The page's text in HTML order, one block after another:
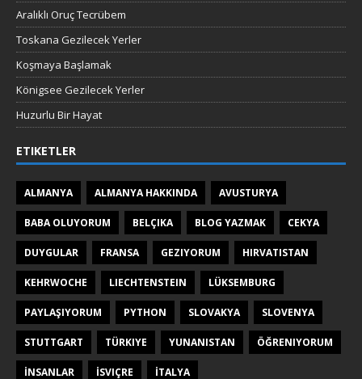
Aralıklı Oruç Tecrübem
Toskana Gezilecek Yerler
Koşmaya Başlamak
Königsee Gezilecek Yerler
Huzurlu Bir Hayat
ETIKETLER
ALMANYA ALMANYA HAKKINDA AVUSTURYA
BABA OLUYORUM BELÇIKA BLOG YAZMAK CEKYA
DUYGULAR FRANSA GEZIYORUM HIRVATISTAN
KEHRWOCHE LIECHTENSTEIN LÜKSEMBURG
PAYLAŞIYORUM PYTHON SLOVAKYA SLOVENYA
STUTTGART TÜRKIYE YUNANISTAN ÖĞRENIYORUM
İNSANLAR İSVIÇRE İTALYA